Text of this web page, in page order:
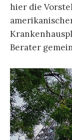
hier die
Berater